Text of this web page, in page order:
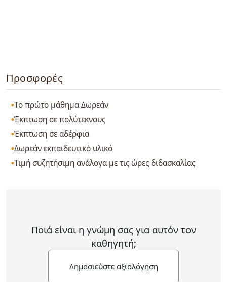
Προσφορές
Το πρώτο μάθημα Δωρεάν
Έκπτωση σε πολύτεκνους
Έκπτωση σε αδέρφια
Δωρεάν εκπαιδευτικό υλικό
Τιμή συζητήσιμη ανάλογα με τις ώρες διδασκαλίας
Ποιά είναι η γνώμη σας για αυτόν τον
καθηγητή;
Δημοσιεύστε αξιολόγηση